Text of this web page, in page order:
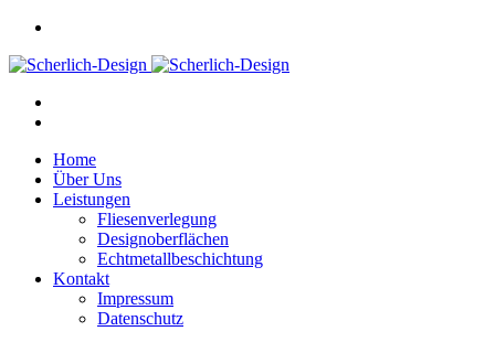
Home
Über Uns
Leistungen
Fliesenverlegung
Designoberflächen
Echtmetallbeschichtung
Kontakt
Impressum
Datenschutz